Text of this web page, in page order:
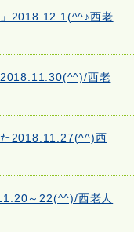
」2018.12.1(^^♪西老
2018.11.30(^^)/西老
2018.11.27(^^)西
～22(^^)/西老人